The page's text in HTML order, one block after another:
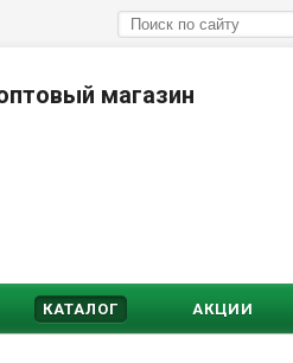
магазин
КАТАЛОГ АКЦИИ